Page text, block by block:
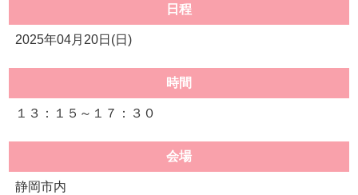
日程
2025年04月20日(日)
時間
１３：１５～１７：３０
会場
静岡市内